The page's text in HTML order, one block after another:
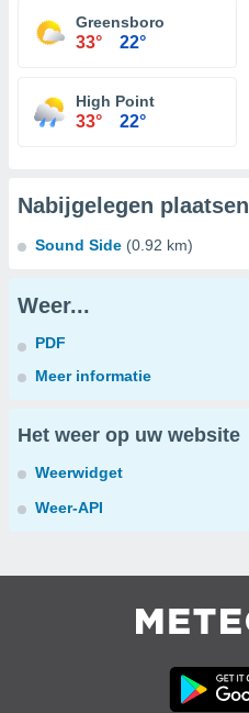
Greensboro
33° 22°
High Point
33° 22°
Nabijgelegen plaatsen
Sound Side (0.92 km)
Weer...
PDF
Meer informatie
Het weer op uw website
Weerwidget
Weer-API